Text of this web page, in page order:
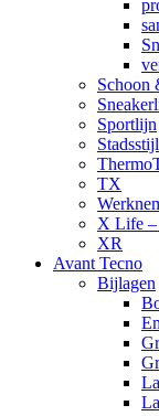
Schoon
Sportlijn
Stadsstijl
TX
X Life –
XR
Avant Tecno
Bijlagen